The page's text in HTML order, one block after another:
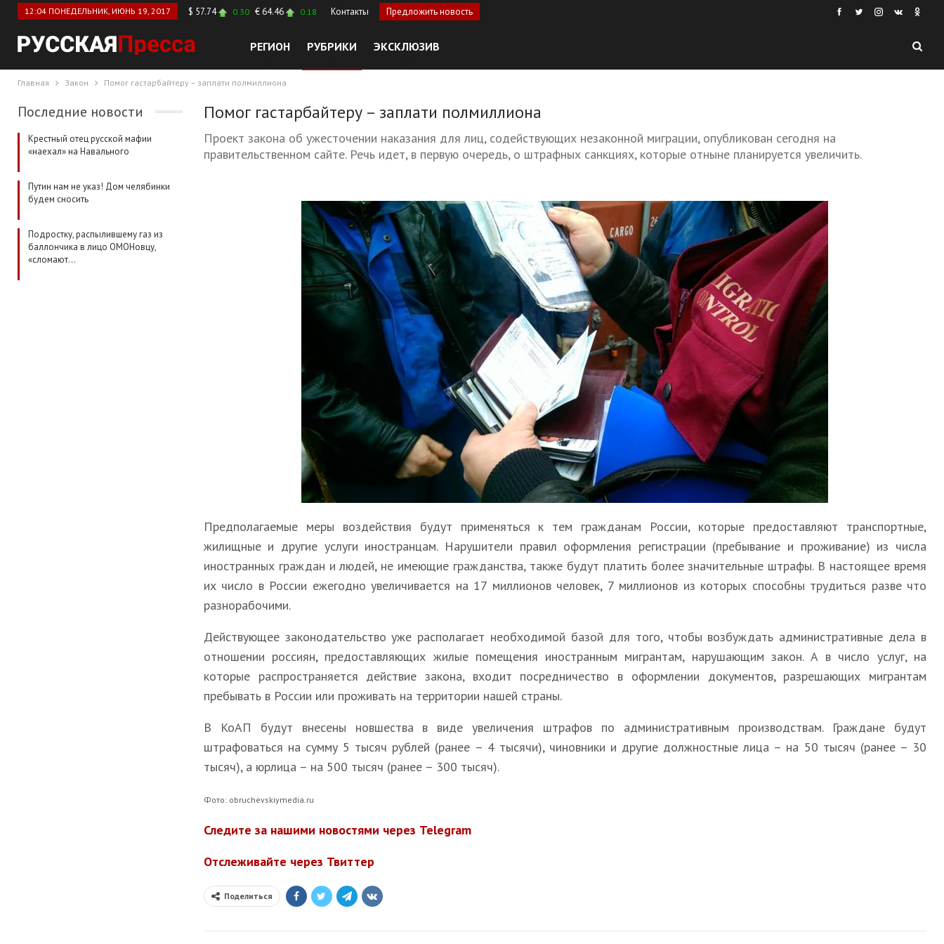
12:04 ПОНЕДЕЛЬНИК, ИЮНЬ 19, 2017 $ 57.74 0.30 € 64.46 0.18 Контакты Предложить новость
РЕГИОН РУБРИКИ ЭКСКЛЮЗИВ
Главная Закон Помог гастарбайтеру – заплати полмиллиона
Помог гастарбайтеру – заплати полмиллиона
Проект закона об ужесточении наказания для лиц, содействующих незаконной миграции, опубликован сегодня на
правительственном сайте. Речь идет, в первую очередь, о штрафных санкциях, которые отныне планируется увеличить.
Предполагаемые меры воздействия будут применяться к тем гражданам России, которые предоставляют транспортные,
жилищные и другие услуги иностранцам. Нарушители правил оформления регистрации (пребывание и проживание) из числа
иностранных граждан и людей, не имеющие гражданства, также будут платить более значительные штрафы. В настоящее время
их число в России ежегодно увеличивается на 17 миллионов человек, 7 миллионов из которых способны трудиться разве что
разнорабочими.
Действующее законодательство уже располагает необходимой базой для того, чтобы возбуждать административные дела в
отношении россиян, предоставляющих жилые помещения иностранным мигрантам, нарушающим закон. А в число услуг, на
которые распространяется действие закона, входит посредничество в оформлении документов, разрешающих мигрантам
пребывать в России или проживать на территории нашей страны.
В КоАП будут внесены новшества в виде увеличения штрафов по административным производствам. Граждане будут
штрафоваться на сумму 5 тысяч рублей (ранее – 4 тысячи), чиновники и другие должностные лица – на 50 тысяч (ранее – 30
тысяч), а юрлица – на 500 тысяч (ранее – 300 тысяч).
Фото: obruchevskiymedia.ru
Следите за нашими новостями через Telegram
Отслеживайте через Твиттер
Поделиться
Последние новости
Крестный отец русской мафии
«наехал» на Навального
Путин нам не указ! Дом челябинки
будем сносить
Подростку, распылившему газ из
баллончика в лицо ОМОНовцу,
«сломают…